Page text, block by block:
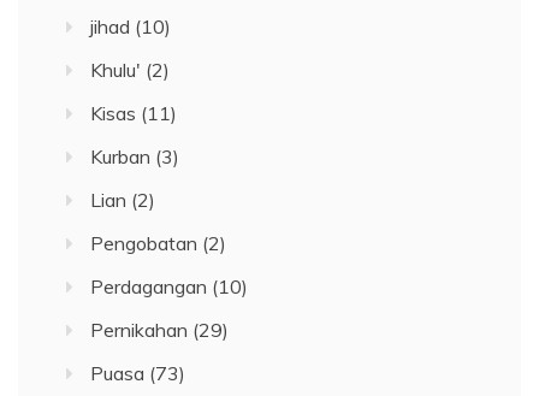
jihad (10)
Khulu' (2)
Kisas (11)
Kurban (3)
Lian (2)
Pengobatan (2)
Perdagangan (10)
Pernikahan (29)
Puasa (73)